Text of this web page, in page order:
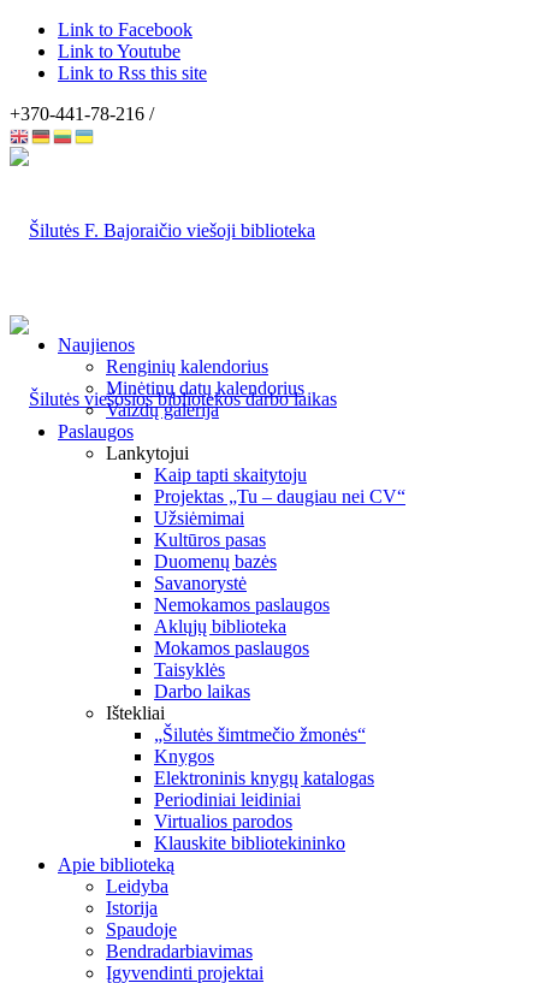
Link to Facebook
Link to Youtube
Link to Rss this site
+370-441-78-216 /
Naujienos
Renginių kalendorius
Minėtinų datų kalendorius
Vaizdų galerija
Paslaugos
Lankytojui
Kaip tapti skaitytoju
Projektas „Tu – daugiau nei CV“
Užsiėmimai
Kultūros pasas
Duomenų bazės
Savanorystė
Nemokamos paslaugos
Aklųjų biblioteka
Mokamos paslaugos
Taisyklės
Darbo laikas
Ištekliai
„Šilutės šimtmečio žmonės“
Knygos
Elektroninis knygų katalogas
Periodiniai leidiniai
Virtualios parodos
Klauskite bibliotekininko
Apie biblioteką
Leidyba
Istorija
Spaudoje
Bendradarbiavimas
Įgyvendinti projektai